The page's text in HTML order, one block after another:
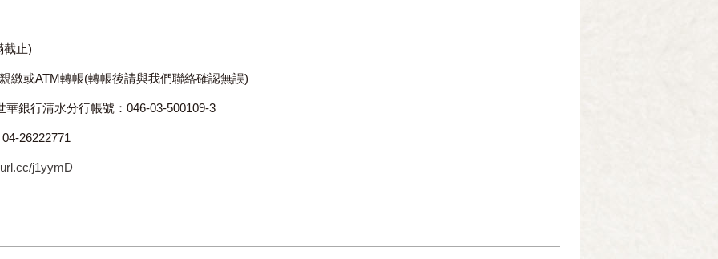
截止)
繳或ATM轉帳(轉帳後請與我們聯絡確認無誤)
華銀行清水分行帳號：046-03-500109-3
26222771
j1yymD